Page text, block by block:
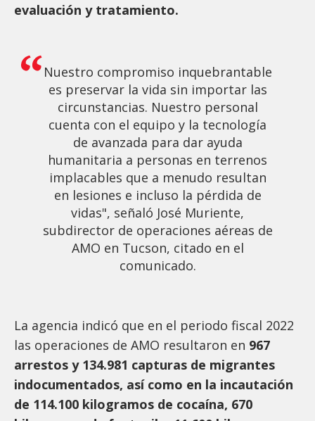
evaluación y tratamiento.
Nuestro compromiso inquebrantable
es preservar la vida sin importar las
circunstancias. Nuestro personal
cuenta con el equipo y la tecnología
de avanzada para dar ayuda
humanitaria a personas en terrenos
implacables que a menudo resultan
en lesiones e incluso la pérdida de
vidas", señaló José Muriente,
subdirector de operaciones aéreas de
AMO en Tucson, citado en el
comunicado.
La agencia indicó que en el periodo fiscal 2022
las operaciones de AMO resultaron en 967
arrestos y 134.981 capturas de migrantes
indocumentados, así como en la incautación
de 114.100 kilogramos de cocaína, 670